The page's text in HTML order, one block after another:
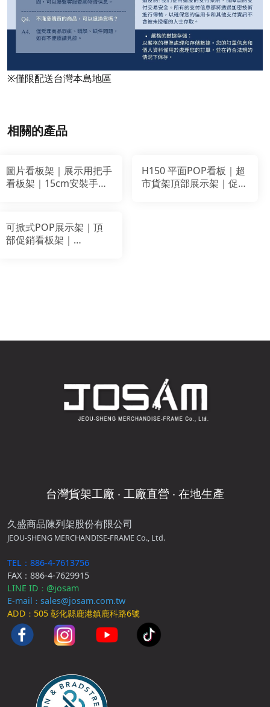
※僅限配送台灣本島地區
相關的產品
圖片看板架｜展示用把手
看板架｜15cm安裝手柄
W90/W120 cm
H150 平面POP看板｜超
市貨架頂部展示架｜促銷
可掀式POP展示架｜頂
部促銷看板架｜
台灣貨架工廠 ‧ 工廠直營 ‧ 在地生產
久盛商品陳列架股份有限公司
JEOU-SHENG MERCHANDISE-FRAME Co., Ltd.
TEL：886-4-7613756
FAX：886-4-7629915
LINE ID ： @josam
E-mail ： sales@josam.com.tw
ADD ： 505 彰化縣鹿港鎮鹿科路6號